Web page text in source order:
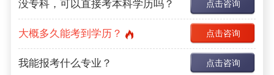
没专科，可以直接考本科学历吗？ 点击咨询
大概多久能考到学历？ 点击咨询
我能报考什么专业？ 点击咨询